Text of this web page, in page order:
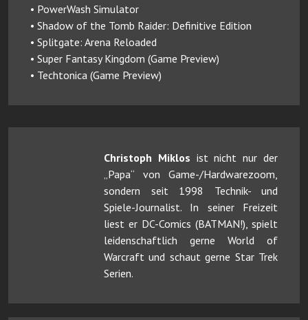
• PowerWash Simulator
• Shadow of the Tomb Raider: Definitive Edition
• Splitgate: Arena Reloaded
• Super Fantasy Kingdom (Game Preview)
• Techtonica (Game Preview)
Christoph Miklos ist nicht nur der
„Papa“ von Game-/Hardwarezoom,
sondern seit 1998 Technik- und
Spiele-Journalist. In seiner Freizeit
liest er DC-Comics (BATMAN!), spielt
leidenschaftlich gerne World of
Warcraft und schaut gerne Star Trek
Serien.